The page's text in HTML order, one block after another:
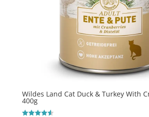
Wildes Land Cat Duck & Turkey With
400g